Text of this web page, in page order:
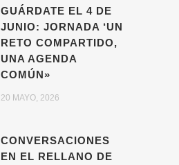
GUÁRDATE EL 4 DE
JUNIO: JORNADA ‘UN
RETO COMPARTIDO,
UNA AGENDA
COMÚN»
20 MAYO, 2026
CONVERSACIONES
EN EL RELLANO DE